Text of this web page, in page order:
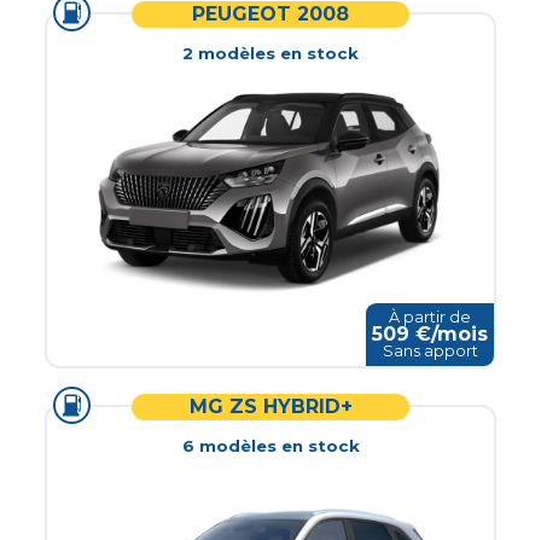
PEUGEOT 2008
2 modèles en stock
À partir de
509 €/mois
Sans apport
MG ZS HYBRID+
6 modèlesen stock